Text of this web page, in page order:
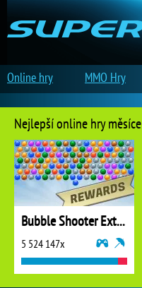
Nejlepší online hry měsíce
Bubble Shooter Extreme
5 524 147x
Online hry MMO Hry